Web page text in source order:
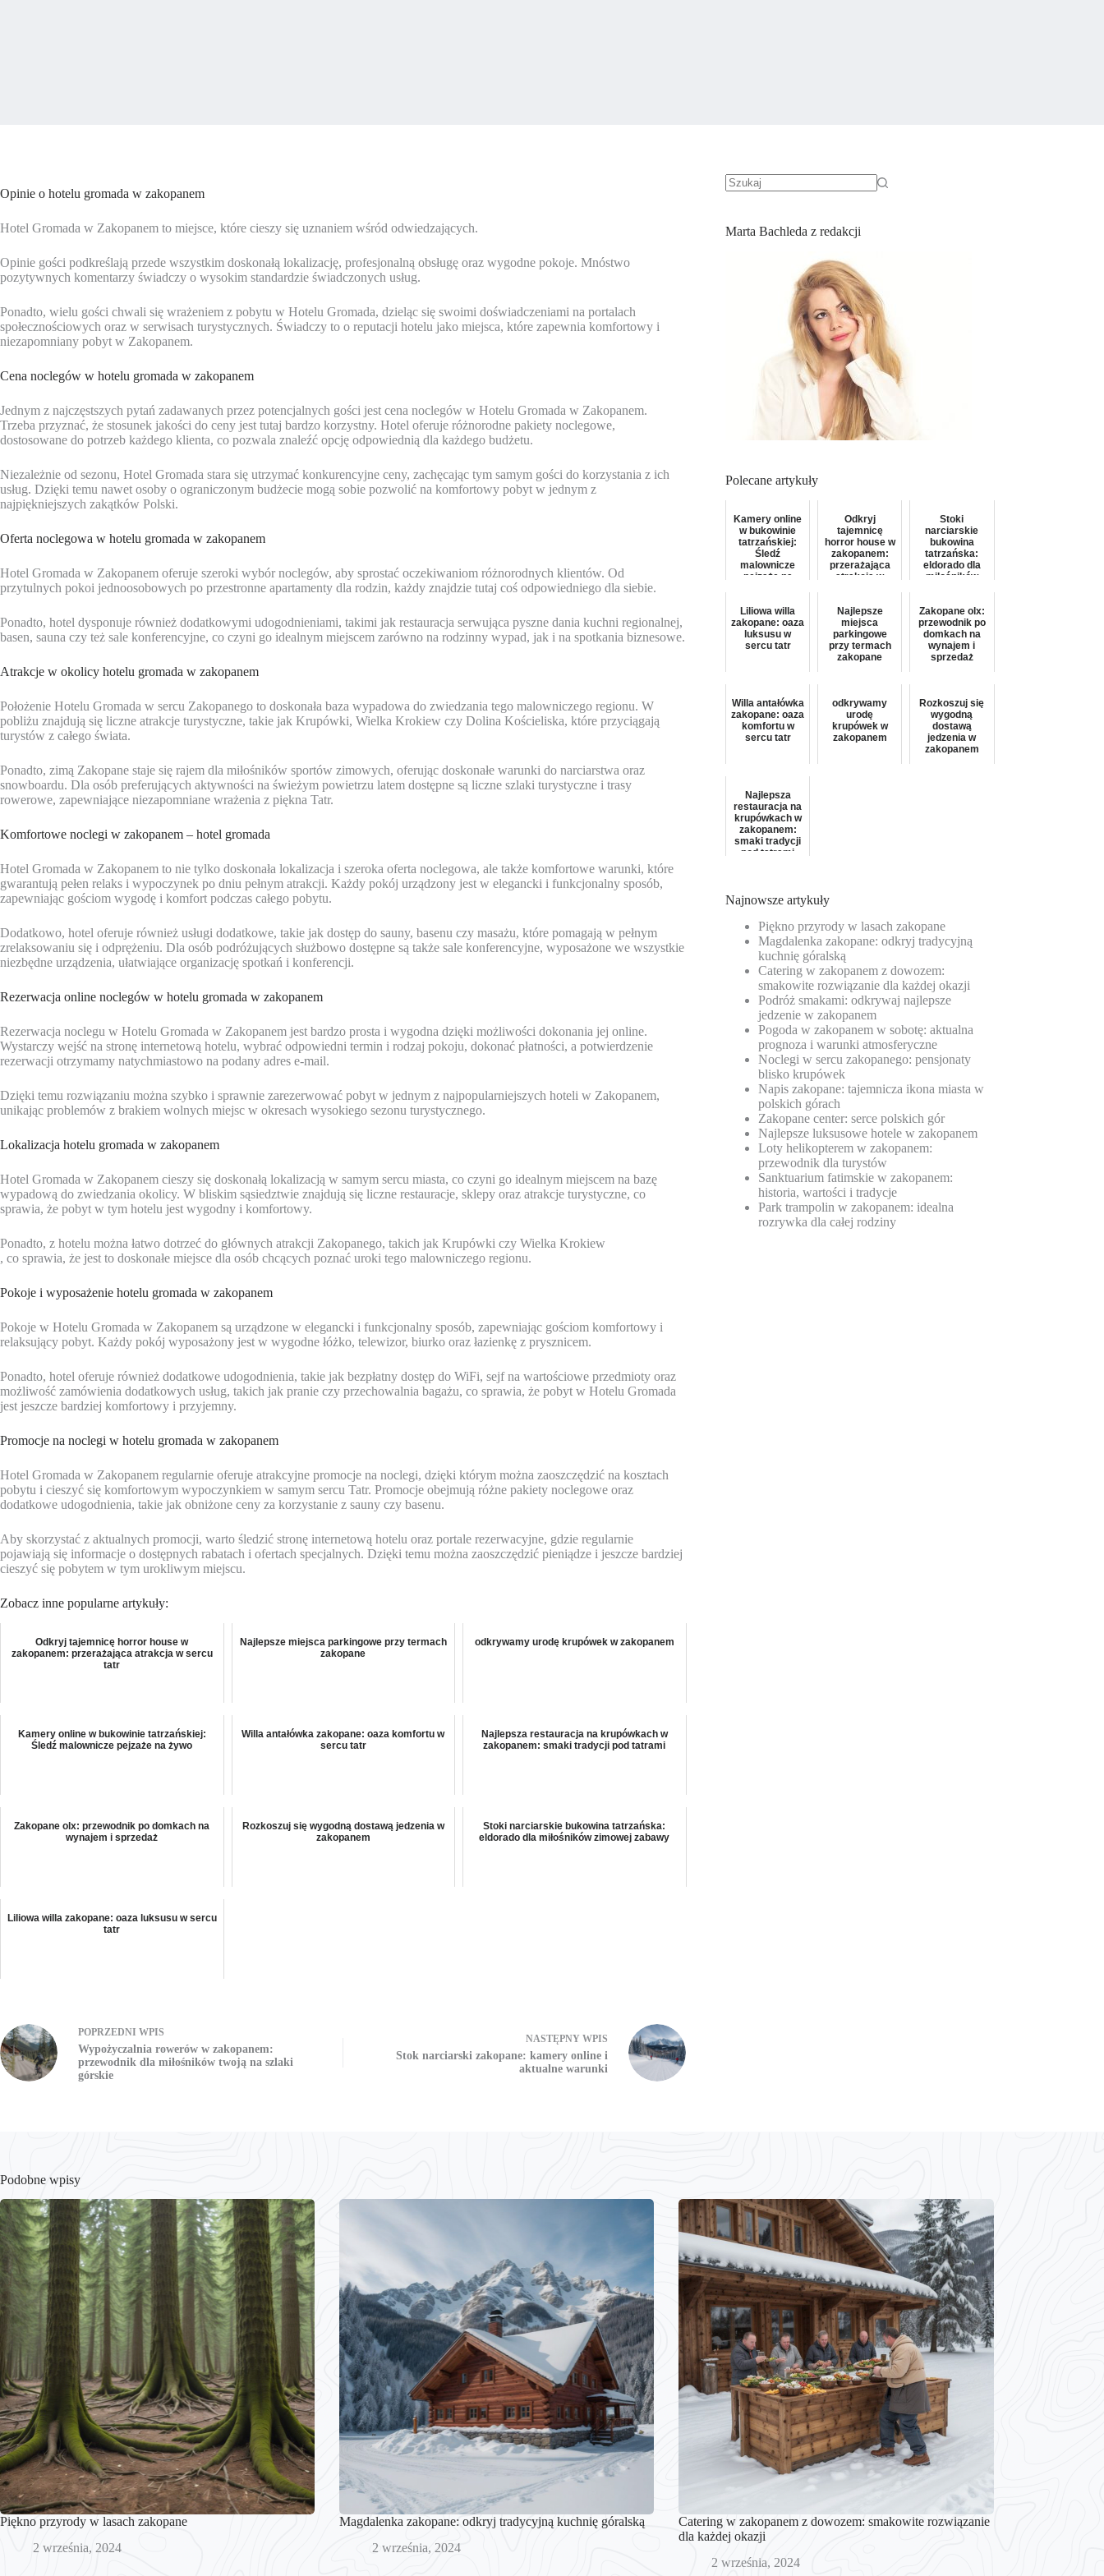
Opinie o hotelu gromada w zakopanem
Hotel Gromada w Zakopanem to miejsce, które cieszy się uznaniem wśród odwiedzających.
Opinie gości podkreślają przede wszystkim doskonałą lokalizację, profesjonalną obsługę oraz wygodne pokoje. Mnóstwo
pozytywnych komentarzy świadczy o wysokim standardzie świadczonych usług.
Ponadto, wielu gości chwali się wrażeniem z pobytu w Hotelu Gromada, dzieląc się swoimi doświadczeniami na portalach
społecznościowych oraz w serwisach turystycznych. Świadczy to o reputacji hotelu jako miejsca, które zapewnia komfortowy i
niezapomniany pobyt w Zakopanem.
Cena noclegów w hotelu gromada w zakopanem
Jednym z najczęstszych pytań zadawanych przez potencjalnych gości jest cena noclegów w Hotelu Gromada w Zakopanem.
Trzeba przyznać, że stosunek jakości do ceny jest tutaj bardzo korzystny. Hotel oferuje różnorodne pakiety noclegowe,
dostosowane do potrzeb każdego klienta, co pozwala znaleźć opcję odpowiednią dla każdego budżetu.
Niezależnie od sezonu, Hotel Gromada stara się utrzymać konkurencyjne ceny, zachęcając tym samym gości do korzystania z ich
usług. Dzięki temu nawet osoby o ograniczonym budżecie mogą sobie pozwolić na komfortowy pobyt w jednym z
najpiękniejszych zakątków Polski.
Oferta noclegowa w hotelu gromada w zakopanem
Hotel Gromada w Zakopanem oferuje szeroki wybór noclegów, aby sprostać oczekiwaniom różnorodnych klientów. Od
przytulnych pokoi jednoosobowych po przestronne apartamenty dla rodzin, każdy znajdzie tutaj coś odpowiedniego dla siebie.
Ponadto, hotel dysponuje również dodatkowymi udogodnieniami, takimi jak restauracja serwująca pyszne dania kuchni regionalnej,
basen, sauna czy też sale konferencyjne, co czyni go idealnym miejscem zarówno na rodzinny wypad, jak i na spotkania biznesowe.
Atrakcje w okolicy hotelu gromada w zakopanem
Położenie Hotelu Gromada w sercu Zakopanego to doskonała baza wypadowa do zwiedzania tego malowniczego regionu. W
pobliżu znajdują się liczne atrakcje turystyczne, takie jak Krupówki, Wielka Krokiew czy Dolina Kościeliska, które przyciągają
turystów z całego świata.
Ponadto, zimą Zakopane staje się rajem dla miłośników sportów zimowych, oferując doskonałe warunki do narciarstwa oraz
snowboardu. Dla osób preferujących aktywności na świeżym powietrzu latem dostępne są liczne szlaki turystyczne i trasy
rowerowe, zapewniające niezapomniane wrażenia z piękna Tatr.
Komfortowe noclegi w zakopanem – hotel gromada
Hotel Gromada w Zakopanem to nie tylko doskonała lokalizacja i szeroka oferta noclegowa, ale także komfortowe warunki, które
gwarantują pełen relaks i wypoczynek po dniu pełnym atrakcji. Każdy pokój urządzony jest w elegancki i funkcjonalny sposób,
zapewniając gościom wygodę i komfort podczas całego pobytu.
Dodatkowo, hotel oferuje również usługi dodatkowe, takie jak dostęp do sauny, basenu czy masażu, które pomagają w pełnym
zrelaksowaniu się i odprężeniu. Dla osób podróżujących służbowo dostępne są także sale konferencyjne, wyposażone we wszystkie
niezbędne urządzenia, ułatwiające organizację spotkań i konferencji.
Rezerwacja online noclegów w hotelu gromada w zakopanem
Rezerwacja noclegu w Hotelu Gromada w Zakopanem jest bardzo prosta i wygodna dzięki możliwości dokonania jej online.
Wystarczy wejść na stronę internetową hotelu, wybrać odpowiedni termin i rodzaj pokoju, dokonać płatności, a potwierdzenie
rezerwacji otrzymamy natychmiastowo na podany adres e-mail.
Dzięki temu rozwiązaniu można szybko i sprawnie zarezerwować pobyt w jednym z najpopularniejszych hoteli w Zakopanem,
unikając problemów z brakiem wolnych miejsc w okresach wysokiego sezonu turystycznego.
Lokalizacja hotelu gromada w zakopanem
Hotel Gromada w Zakopanem cieszy się doskonałą lokalizacją w samym sercu miasta, co czyni go idealnym miejscem na bazę
wypadową do zwiedzania okolicy. W bliskim sąsiedztwie znajdują się liczne restauracje, sklepy oraz atrakcje turystyczne, co
sprawia, że pobyt w tym hotelu jest wygodny i komfortowy.
Ponadto, z hotelu można łatwo dotrzeć do głównych atrakcji Zakopanego, takich jak Krupówki czy Wielka Krokiew
, co sprawia, że jest to doskonałe miejsce dla osób chcących poznać uroki tego malowniczego regionu.
Pokoje i wyposażenie hotelu gromada w zakopanem
Pokoje w Hotelu Gromada w Zakopanem są urządzone w elegancki i funkcjonalny sposób, zapewniając gościom komfortowy i
relaksujący pobyt. Każdy pokój wyposażony jest w wygodne łóżko, telewizor, biurko oraz łazienkę z prysznicem.
Ponadto, hotel oferuje również dodatkowe udogodnienia, takie jak bezpłatny dostęp do WiFi, sejf na wartościowe przedmioty oraz
możliwość zamówienia dodatkowych usług, takich jak pranie czy przechowalnia bagażu, co sprawia, że pobyt w Hotelu Gromada
jest jeszcze bardziej komfortowy i przyjemny.
Promocje na noclegi w hotelu gromada w zakopanem
Hotel Gromada w Zakopanem regularnie oferuje atrakcyjne promocje na noclegi, dzięki którym można zaoszczędzić na kosztach
pobytu i cieszyć się komfortowym wypoczynkiem w samym sercu Tatr. Promocje obejmują różne pakiety noclegowe oraz
dodatkowe udogodnienia, takie jak obniżone ceny za korzystanie z sauny czy basenu.
Aby skorzystać z aktualnych promocji, warto śledzić stronę internetową hotelu oraz portale rezerwacyjne, gdzie regularnie
pojawiają się informacje o dostępnych rabatach i ofertach specjalnych. Dzięki temu można zaoszczędzić pieniądze i jeszcze bardziej
cieszyć się pobytem w tym urokliwym miejscu.
Zobacz inne popularne artykuły:
Odkryj tajemnicę horror house w
zakopanem: przerażająca atrakcja w sercu
tatr
Najlepsze miejsca parkingowe przy termach
zakopane
odkrywamy urodę krupówek w zakopanem
Kamery online w bukowinie tatrzańskiej:
Śledź malownicze pejzaże na żywo
Willa antałówka zakopane: oaza komfortu w
sercu tatr
Najlepsza restauracja na krupówkach w
zakopanem: smaki tradycji pod tatrami
Zakopane olx: przewodnik po domkach na
wynajem i sprzedaż
Rozkoszuj się wygodną dostawą jedzenia w
zakopanem
Stoki narciarskie bukowina tatrzańska:
eldorado dla miłośników zimowej zabawy
Liliowa willa zakopane: oaza luksusu w sercu
tatr
POPRZEDNI WPIS
Wypożyczalnia rowerów w zakopanem:
przewodnik dla miłośników twoją na szlaki
górskie
NASTĘPNY WPIS
Stok narciarski zakopane: kamery online i
aktualne warunki
Marta Bachleda z redakcji
Polecane artykuły
Kamery online
w bukowinie
tatrzańskiej:
Śledź
malownicze
pejzaże na
Odkryj
tajemnicę
horror house w
zakopanem:
przerażająca
atrakcja w
Stoki
narciarskie
bukowina
tatrzańska:
eldorado dla
miłośników
Liliowa willa
zakopane: oaza
luksusu w
sercu tatr
Najlepsze
miejsca
parkingowe
przy termach
zakopane
Zakopane olx:
przewodnik po
domkach na
wynajem i
sprzedaż
Willa antałówka
zakopane: oaza
komfortu w
sercu tatr
odkrywamy
urodę
krupówek w
zakopanem
Rozkoszuj się
wygodną
dostawą
jedzenia w
zakopanem
Najlepsza
restauracja na
krupówkach w
zakopanem:
smaki tradycji
pod tatrami
Najnowsze artykuły
Piękno przyrody w lasach zakopane
Magdalenka zakopane: odkryj tradycyjną
kuchnię góralską
Catering w zakopanem z dowozem:
smakowite rozwiązanie dla każdej okazji
Podróż smakami: odkrywaj najlepsze
jedzenie w zakopanem
Pogoda w zakopanem w sobotę: aktualna
prognoza i warunki atmosferyczne
Noclegi w sercu zakopanego: pensjonaty
blisko krupówek
Napis zakopane: tajemnicza ikona miasta w
polskich górach
Zakopane center: serce polskich gór
Najlepsze luksusowe hotele w zakopanem
Loty helikopterem w zakopanem:
przewodnik dla turystów
Sanktuarium fatimskie w zakopanem:
historia, wartości i tradycje
Park trampolin w zakopanem: idealna
rozrywka dla całej rodziny
Podobne wpisy
Piękno przyrody w lasach zakopane
2 września, 2024
Magdalenka zakopane: odkryj tradycyjną kuchnię góralską
2 września, 2024
Catering w zakopanem z dowozem: smakowite rozwiązanie
dla każdej okazji
2 września, 2024